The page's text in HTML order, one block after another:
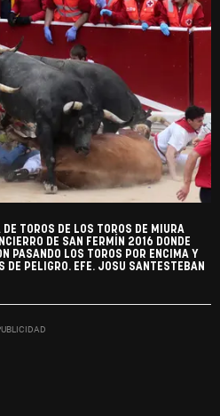
TOROS DE LOS TOROS DE MIURA
DE SAN FERMÍN 2016 DONDE
PASANDO LOS TOROS POR ENCIMA Y
DE PELIGRO. EFE. JOSU SANTESTEBAN